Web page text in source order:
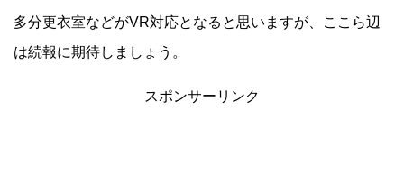
多分更衣室などがVR対応となると思いますが、ここら辺
は続報に期待しましょう。
スポンサーリンク